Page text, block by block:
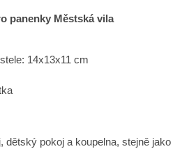
panenky Městská vila
14x13x11 cm
dětský pokoj a koupelna, stejně jako